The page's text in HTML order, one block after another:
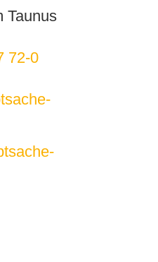
Taunus
72-0